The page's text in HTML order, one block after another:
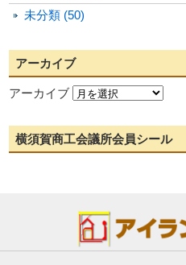
未分類 (50)
アーカイブ
アーカイブ
横須賀商工会議所会員シール